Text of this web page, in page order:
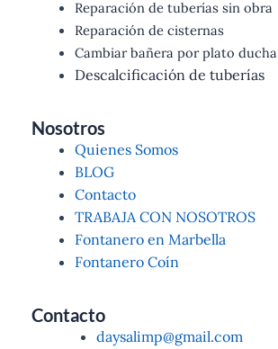
Reparación de tuberías sin obra
Reparación de cisternas
Cambiar bañera por plato ducha
Descalcificación de tuberías
Nosotros
Quienes Somos
BLOG
Contacto
TRABAJA CON NOSOTROS
Fontanero en Marbella
Fontanero Coín
Contacto
daysalimp@gmail.com